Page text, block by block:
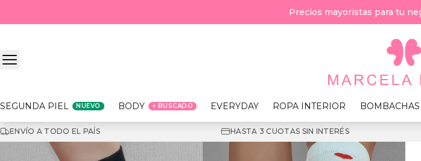
Precios mayoristas para tu
SEGUNDA PIEL NUEVO BODY + BUSCADO EVERYDAY ROPA INTERIOR BOMBACHAS
ENVÍO A TODO EL PAÍS HASTA 3 CUOTAS SIN INTERÉS